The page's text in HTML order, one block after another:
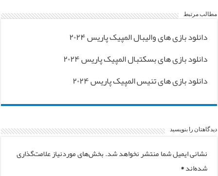
مطالب مرتبط
دانلود بازی های والیبال المپیک پاریس ۲۰۲۴
دانلود بازی های بسکتبال المپیک پاریس ۲۰۲۴
دانلود بازی های تنیس المپیک پاریس ۲۰۲۴
دیدگاهتان را بنویسید
نشانی ایمیل شما منتشر نخواهد شد.بخش‌های موردنیاز علامت‌گذاری
شده‌اند*